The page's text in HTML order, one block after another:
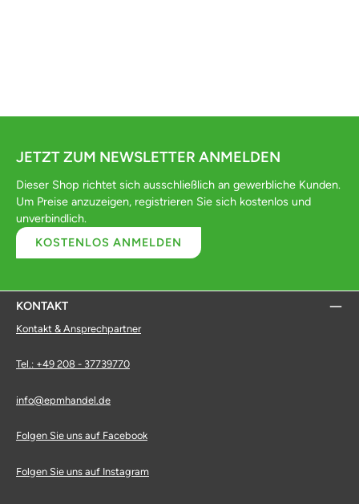
JETZT ZUM NEWSLETTER ANMELDEN
Dieser Shop richtet sich ausschließlich an gewerbliche Kunden.
Um Preise anzuzeigen, registrieren Sie sich kostenlos und
unverbindlich.
KOSTENLOS ANMELDEN
KONTAKT
Kontakt & Ansprechpartner
Tel.: +49 208 - 37739770
info@epmhandel.de
Folgen Sie uns auf Facebook
Folgen Sie uns auf Instagram